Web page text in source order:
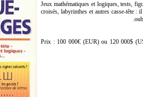
Jeux mathématiques et logiques, tests,
croisés, labyrinthes et autres casse-tête
Prix : 100 000€ (EUR) ou 120 000$